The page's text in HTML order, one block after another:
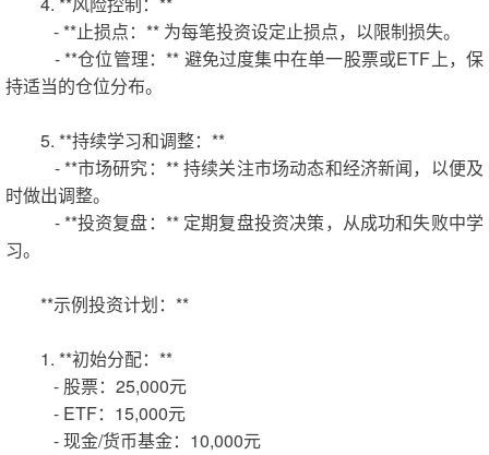
- **止损点：** 为每笔投资设定止损点，以限制损失。
- **仓位管理：** 避免过度集中在单一股票或ETF上，保
持适当的仓位分布。
5. **持续学习和调整：**
- **市场研究：** 持续关注市场动态和经济新闻，以便及
时做出调整。
- **投资复盘：** 定期复盘投资决策，从成功和失败中学
习。
**示例投资计划：**
1. **初始分配：**
- 股票：25,000元
- ETF：15,000元
- 现金/货币基金：10,000元